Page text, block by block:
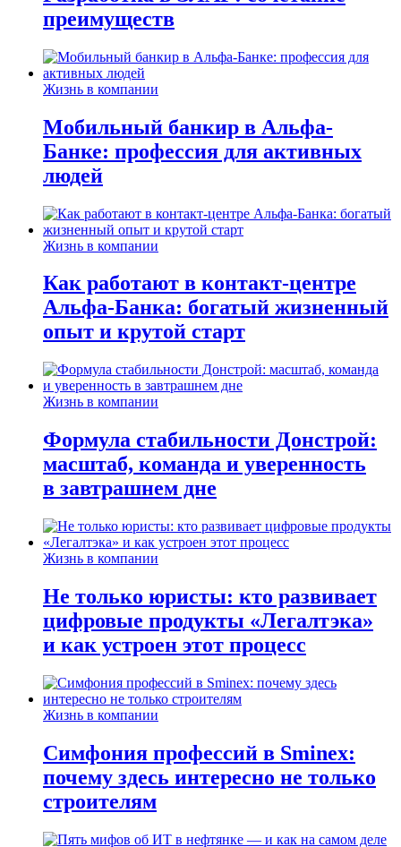
преимуществ
Жизнь в компании
Мобильный банкир в Альфа-
Банке: профессия для активных
людей
Жизнь в компании
Как работают в контакт-центре
Альфа-Банка: богатый жизненный
опыт и крутой старт
Жизнь в компании
Формула стабильности Донстрой:
масштаб, команда и уверенность
в завтрашнем дне
Жизнь в компании
Не только юристы: кто развивает
цифровые продукты «Легалтэка»
и как устроен этот процесс
Жизнь в компании
Симфония профессий в Sminex:
почему здесь интересно не только
строителям